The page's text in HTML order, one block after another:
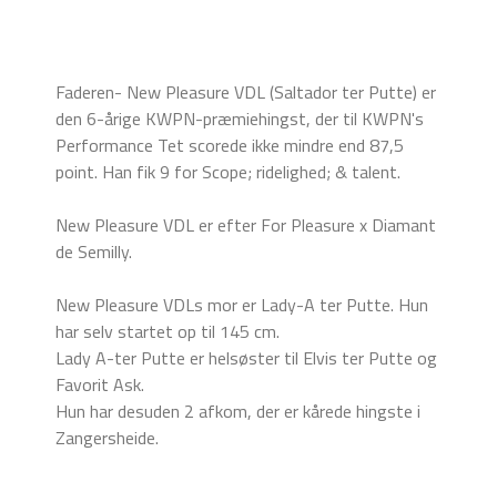
Faderen- New Pleasure VDL (Saltador ter Putte) er
den 6-årige KWPN-præmiehingst, der til KWPN's
Performance Tet scorede ikke mindre end 87,5
point. Han fik 9 for Scope; ridelighed; & talent.
New Pleasure VDL er efter For Pleasure x Diamant
de Semilly.
New Pleasure VDLs mor er Lady-A ter Putte. Hun
har selv startet op til 145 cm.
Lady A-ter Putte er helsøster til Elvis ter Putte og
Favorit Ask.
Hun har desuden 2 afkom, der er kårede hingste i
Zangersheide.